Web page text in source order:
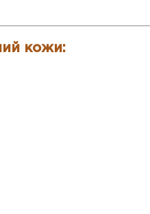
кожи: